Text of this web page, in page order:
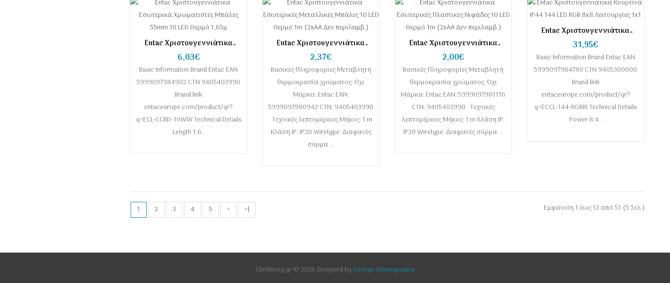
Entac Χριστουγεννιάτικα
Εσωτερικά Χρωματιστές
Μπάλες 55mm 10 LED Θερμό
1,65μ
6,03€
Basic Information Brand Entac EAN
5999097984902 CTN 9405403990
Brand link
entaceurope.com/product/qr?
q=ECL-CCBD-10WW Technical Details
Length 1.6..
Entac Χριστουγεννιάτικα
Εσωτερικές Μεταλλικές
Μπάλες 10 LED Θερμό 1m
(2xAA Δεν περιλαμβ.)
2,37€
Βασικές Πληροφορίες Μεταβλητή
θερμοκρασία χρώματος: Όχι
Μάρκα: Entac EAN:
5999097980942 CTN: 9405403990
Τεχνικές λεπτομέρειες Μήκος: 1 m
Κλάση IP: IP20 Wiretype: Διαφανές
σύρμα ..
Entac Χριστουγεννιάτικα
Εσωτερικές Πλαστικές
Νιφάδες 10 LED Θερμό 1m
(2xAA Δεν περιλαμβ.)
2,00€
Βασικές Πληροφορίες Μεταβλητή
θερμοκρασία χρώματος: Όχι
Μάρκα: Entac EAN: 5999097981116
CTN: 9405403990 Τεχνικές
λεπτομέρειες Μήκος: 1 m Κλάση IP:
IP20 Wiretype: Διαφανές σύρμα ..
Entac Χριστουγεννιάτικα
Κουρτίνα IP44 144 LED RGB
8x8 Λειτουργίες 1x1
31,95€
Basic Information Brand Entac EAN
5999097984780 CTN 9405300000
Brand link
entaceurope.com/product/qr?
q=ECCL-144-RGBIR Technical Details
Power 8.4..
1 2 3 4 5 > >| Εμφάνιση 1 έως 12 από 51 (5 Σελ.)
Clickboxy.gr © 2026 Designed by George Stavropoulos